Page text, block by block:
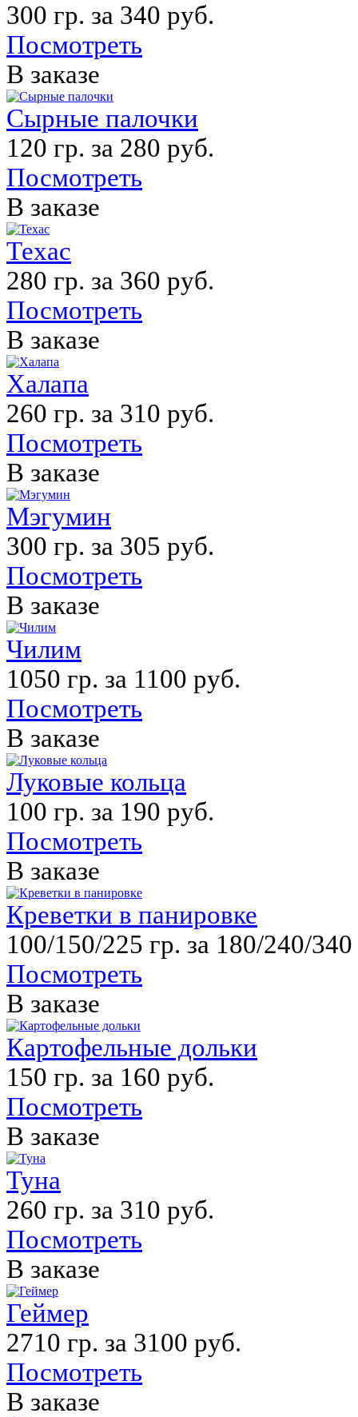
300 гр. за 340 руб.
Посмотреть
В заказе
Сырные палочки
120 гр. за 280 руб.
Посмотреть
В заказе
Техас
280 гр. за 360 руб.
Посмотреть
В заказе
Халапа
260 гр. за 310 руб.
Посмотреть
В заказе
Мэгумин
300 гр. за 305 руб.
Посмотреть
В заказе
Чилим
1050 гр. за 1100 руб.
Посмотреть
В заказе
Луковые кольца
100 гр. за 190 руб.
Посмотреть
В заказе
Креветки в панировке
100/150/225 гр. за 180/240/
Посмотреть
В заказе
Картофельные дольки
150 гр. за 160 руб.
Посмотреть
В заказе
Туна
260 гр. за 310 руб.
Посмотреть
В заказе
Геймер
2710 гр. за 3100 руб.
Посмотреть
В заказе